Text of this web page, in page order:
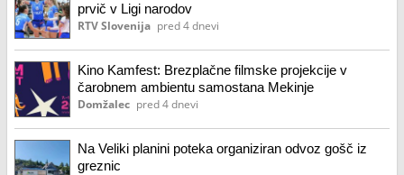
prvič v Ligi narodov
RTV Slovenija pred 4 dnevi
Kino Kamfest: Brezplačne filmske projekcije v
čarobnem ambientu samostana Mekinje
Domžalec pred 4 dnevi
Na Veliki planini poteka organiziran odvoz gošč iz
greznic